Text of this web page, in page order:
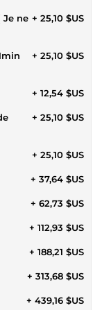
Je ne + 25,10 $US
+ 25,10 $US
+ 12,54 $US
+ 25,10 $US
+ 25,10 $US
+ 37,64 $US
+ 62,73 $US
+ 112,93 $US
+ 188,21 $US
+ 313,68 $US
+ 439,16 $US